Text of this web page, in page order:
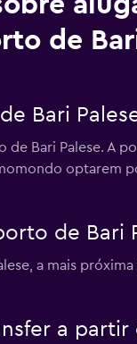
de
Bari
Bari Palese. A
optarem
de Bari
a mais
a